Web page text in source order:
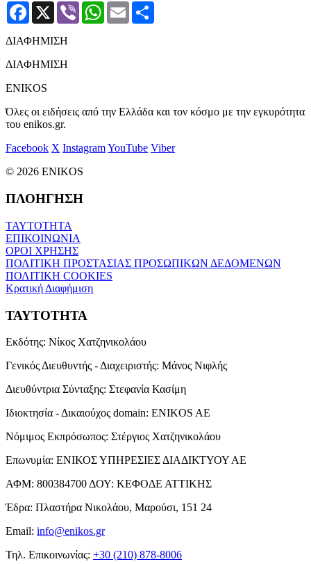
Facebook
X Viber WhatsApp
Email
ΔΙΑΦΗΜΙΣΗ
ΔΙΑΦΗΜΙΣΗ
ENIKOS
Όλες οι ειδήσεις από την Ελλάδα και τον κόσμο με την εγκυρότητα
του enikos.gr.
Facebook X InstagramYouTube Viber
© 2026 ENIKOS
ΠΛΟΗΓΗΣΗ
ΤΑΥΤΟΤΗΤΑ
ΕΠΙΚΟΙΝΩΝΙΑ
ΟΡΟΙ ΧΡΗΣΗΣ
ΠΟΛΙΤΙΚΗ ΠΡΟΣΤΑΣΙΑΣ ΠΡΟΣΩΠΙΚΩΝ ΔΕΔΟΜΕΝΩΝ
ΠΟΛΙΤΙΚΗ COOKIES
Κρατική Διαφήμιση
ΤΑΥΤΟΤΗΤΑ
Εκδότης: Νίκος Χατζηνικολάου
Γενικός Διευθυντής - Διαχειριστής: Μάνος Νιφλής
Διευθύντρια Σύνταξης: Στεφανία Κασίμη
Ιδιοκτησία - Δικαιούχος domain: ENIKOS AE
Νόμιμος Εκπρόσωπος: Στέργιος Χατζηνικολάου
Επωνυμία: ΕΝΙΚΟΣ ΥΠΗΡΕΣΙΕΣ ΔΙΑΔΙΚΤΥΟΥ ΑΕ
ΑΦΜ: 800384700 ΔΟΥ: ΚΕΦΟΔΕ ΑΤΤΙΚΗΣ
Έδρα: Πλαστήρα Νικολάου, Μαρούσι, 151 24
Email: info@enikos.gr
Τηλ. Επικοινωνίας: +30 (210) 878-8006